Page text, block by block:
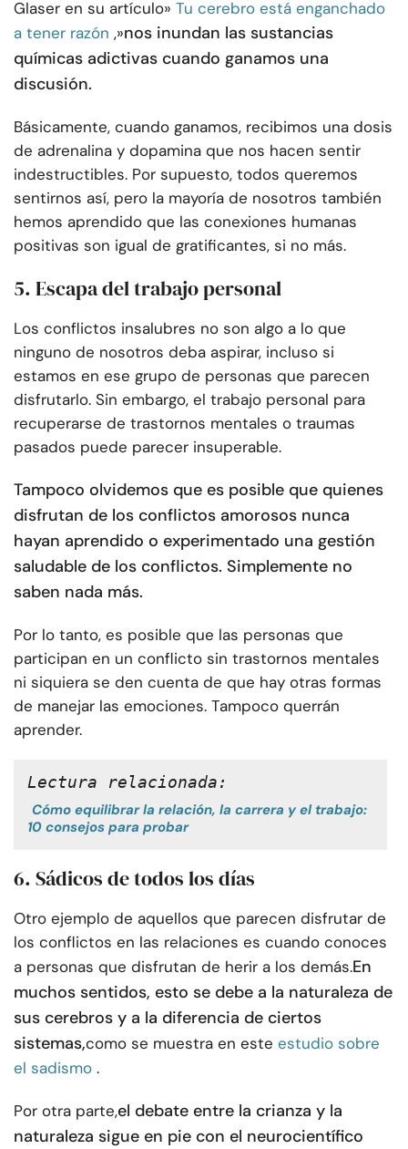
Glaser en su artículo» Tu cerebro está enganchado
a tener razón ,»nos inundan las sustancias
químicas adictivas cuando ganamos una
discusión.
Básicamente, cuando ganamos, recibimos una dosis
de adrenalina y dopamina que nos hacen sentir
indestructibles. Por supuesto, todos queremos
sentirnos así, pero la mayoría de nosotros también
hemos aprendido que las conexiones humanas
positivas son igual de gratificantes, si no más.
5. Escapa del trabajo personal
Los conflictos insalubres no son algo a lo que
ninguno de nosotros deba aspirar, incluso si
estamos en ese grupo de personas que parecen
disfrutarlo. Sin embargo, el trabajo personal para
recuperarse de trastornos mentales o traumas
pasados puede parecer insuperable.
Tampoco olvidemos que es posible que quienes
disfrutan de los conflictos amorosos nunca
hayan aprendido o experimentado una gestión
saludable de los conflictos. Simplemente no
saben nada más.
Por lo tanto, es posible que las personas que
participan en un conflicto sin trastornos mentales
ni siquiera se den cuenta de que hay otras formas
de manejar las emociones. Tampoco querrán
aprender.
Lectura relacionada:
Cómo equilibrar la relación, la carrera y el trabajo:
10 consejos para probar
6. Sádicos de todos los días
Otro ejemplo de aquellos que parecen disfrutar de
los conflictos en las relaciones es cuando conoces
a personas que disfrutan de herir a los demás.En
muchos sentidos, esto se debe a la naturaleza de
sus cerebros y a la diferencia de ciertos
sistemas,como se muestra en este estudio sobre
el sadismo .
Por otra parte,el debate entre la crianza y la
naturaleza sigue en pie con el neurocientífico